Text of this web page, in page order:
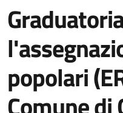
popolari